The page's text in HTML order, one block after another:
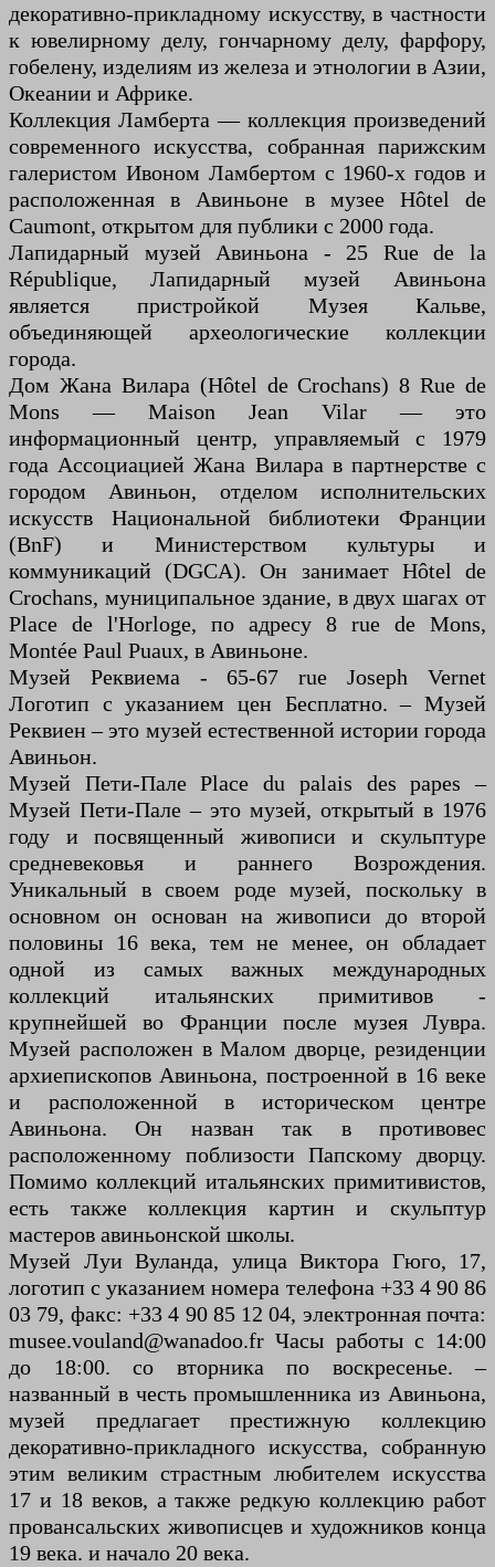
декоративно-прикладному искусству, в частности
к ювелирному делу, гончарному делу, фарфору,
гобелену, изделиям из железа и этнологии в Азии,
Океании и Африке.
Коллекция Ламберта — коллекция произведений
современного искусства, собранная парижским
галеристом Ивоном Ламбертом с 1960-х годов и
расположенная в Авиньоне в музее Hôtel de
Caumont, открытом для публики с 2000 года.
Лапидарный музей Авиньона - 25 Rue de la
République, Лапидарный музей Авиньона
является пристройкой Музея Кальве,
объединяющей археологические коллекции
города.
Дом Жана Вилара (Hôtel de Crochans) 8 Rue de
Mons — Maison Jean Vilar — это
информационный центр, управляемый с 1979
года Ассоциацией Жана Вилара в партнерстве с
городом Авиньон, отделом исполнительских
искусств Национальной библиотеки Франции
(BnF) и Министерством культуры и
коммуникаций (DGCA). Он занимает Hôtel de
Crochans, муниципальное здание, в двух шагах от
Place de l'Horloge, по адресу 8 rue de Mons,
Montée Paul Puaux, в Авиньоне.
Музей Реквиема - 65-67 rue Joseph Vernet
Логотип с указанием цен Бесплатно. – Музей
Реквиен – это музей естественной истории города
Авиньон.
Музей Пети-Пале Place du palais des papes –
Музей Пети-Пале – это музей, открытый в 1976
году и посвященный живописи и скульптуре
средневековья и раннего Возрождения.
Уникальный в своем роде музей, поскольку в
основном он основан на живописи до второй
половины 16 века, тем не менее, он обладает
одной из самых важных международных
коллекций итальянских примитивов -
крупнейшей во Франции после музея Лувра.
Музей расположен в Малом дворце, резиденции
архиепископов Авиньона, построенной в 16 веке
и расположенной в историческом центре
Авиньона. Он назван так в противовес
расположенному поблизости Папскому дворцу.
Помимо коллекций итальянских примитивистов,
есть также коллекция картин и скульптур
мастеров авиньонской школы.
Музей Луи Вуланда, улица Виктора Гюго, 17,
логотип с указанием номера телефона +33 4 90 86
03 79, факс: +33 4 90 85 12 04, электронная почта:
musee.vouland@wanadoo.fr Часы работы с 14:00
до 18:00. со вторника по воскресенье. –
названный в честь промышленника из Авиньона,
музей предлагает престижную коллекцию
декоративно-прикладного искусства, собранную
этим великим страстным любителем искусства
17 и 18 веков, а также редкую коллекцию работ
провансальских живописцев и художников конца
19 века. и начало 20 века.